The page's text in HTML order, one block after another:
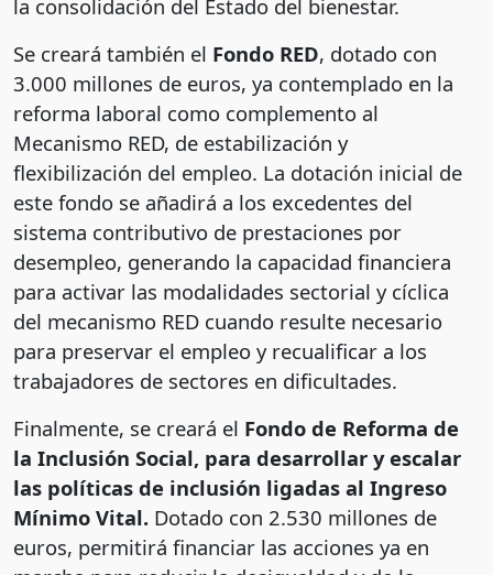
la consolidación del Estado del bienestar.
Se creará también el Fondo RED, dotado con
3.000 millones de euros, ya contemplado en la
reforma laboral como complemento al
Mecanismo RED, de estabilización y
flexibilización del empleo. La dotación inicial de
este fondo se añadirá a los excedentes del
sistema contributivo de prestaciones por
desempleo, generando la capacidad financiera
para activar las modalidades sectorial y cíclica
del mecanismo RED cuando resulte necesario
para preservar el empleo y recualificar a los
trabajadores de sectores en dificultades.
Finalmente, se creará el Fondo de Reforma de
la Inclusión Social, para desarrollar y escalar
las políticas de inclusión ligadas al Ingreso
Mínimo Vital. Dotado con 2.530 millones de
euros, permitirá financiar las acciones ya en